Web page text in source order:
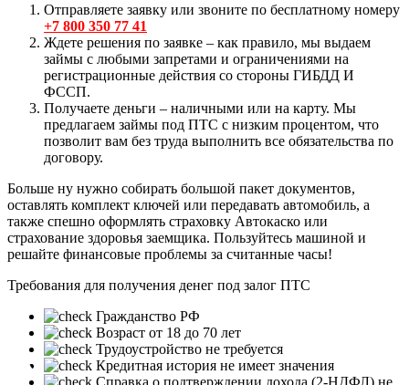
Отправляете заявку или звоните по бесплатному номеру
+7 800 350 77 41
Ждете решения по заявке – как правило, мы выдаем
займы с любыми запретами и ограничениями на
регистрационные действия со стороны ГИБДД И
ФССП.
Получаете деньги – наличными или на карту. Мы
предлагаем займы под ПТС с низким процентом, что
позволит вам без труда выполнить все обязательства по
договору.
Больше ну нужно собирать большой пакет документов,
оставлять комплект ключей или передавать автомобиль, а
также спешно оформлять страховку Автокаско или
страхование здоровья заемщика. Пользуйтесь машиной и
решайте финансовые проблемы за считанные часы!
Требования для получения денег под залог ПТС
Гражданство РФ
Возраст от 18 до 70 лет
Трудоустройство не требуется
Кредитная история не имеет значения
Справка о подтверждении дохода (2-НДФЛ) не
❮